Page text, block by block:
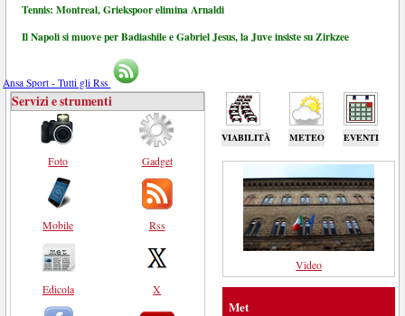
Tennis: Montreal, Griekspoor elimina Arnaldi
Il Napoli si muove per Badiashile e Gabriel Jesus, la Juve insiste su Zirkzee
Ansa Sport - Tutti gli Rss
VIABILITÀ METEO EVENTI
Servizi e strumenti
Foto
Mobile
Edicola
Gadget
Rss
X
Video
Met